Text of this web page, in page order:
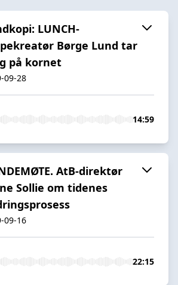
LUNCH-
Børge Lund tar
på kornet
09-28
14:59
AtB-direktør
Sollie om tidenes
09-16
22:15